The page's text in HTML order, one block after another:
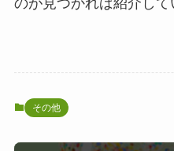
のが見つかれば紹介して
その他